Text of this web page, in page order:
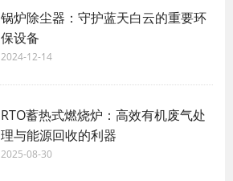
锅炉除尘器：守护蓝天白云的重要环
保设备
2024-12-14
RTO蓄热式燃烧炉：高效有机废气处
理与能源回收的利器
2025-08-30